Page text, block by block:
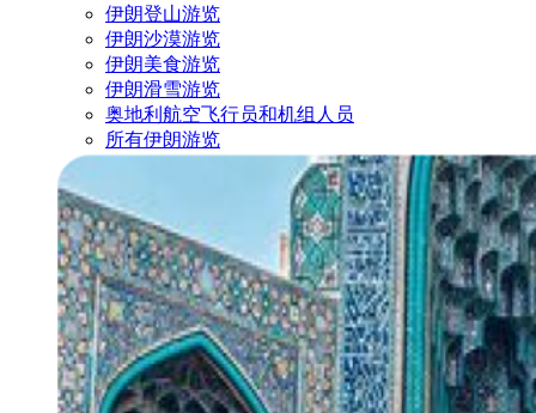
伊朗登山游览
伊朗沙漠游览
伊朗美食游览
伊朗滑雪游览
奥地利航空飞行员和机组人员
所有伊朗游览